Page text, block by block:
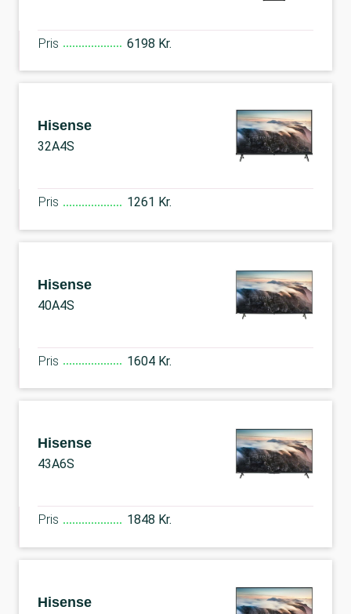
Pris 6198 Kr.
Hisense
32A4S
Pris 1261 Kr.
Hisense
40A4S
Pris 1604 Kr.
Hisense
43A6S
Pris 1848 Kr.
Hisense